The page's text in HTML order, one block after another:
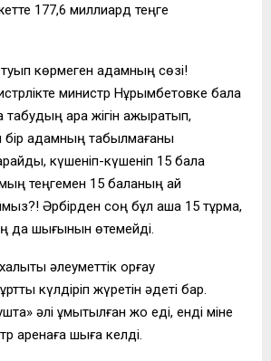
177,6 миллиард теңге
көрмеген адамның сөзі!
министр Нұрымбетовке бала
табудың ара жігін ажыратып,
бір адамның табылмағаны
күшеніп-күшеніп 15 бала
теңгемен 15 баланың қай
Әрбірден соң бұл ақша 15 тұрмақ,
да шығынын өтемейді.
әлеуметтік қорғау
күлдіріп жүретін әдеті бар.
әлі ұмытылған жоқ еді, енді міне
аренаға шыға келді.